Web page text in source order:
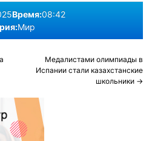
Время:08:42
Мир
Медалистами олимпиады в
Испании стали казахстанские
школьники